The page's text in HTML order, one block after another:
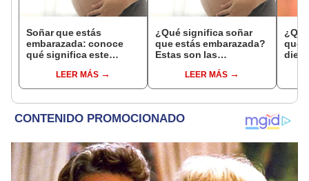
Soñar que estás
embarazada: conoce
qué significa este
LEER MÁS
¿Qué significa soñar
que estás embarazada?
Estas son las
comunesLEER MÁS
que